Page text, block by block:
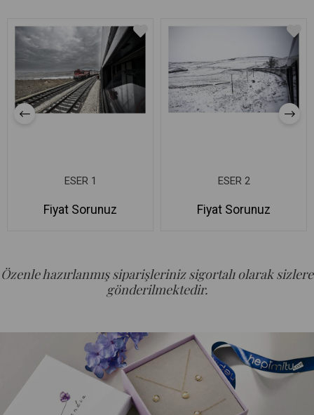
ESER 1
Fiyat Sorunuz
ESER 2
Fiyat Sorunuz
Özenle hazırlanmış siparişleriniz sigortalı olarak sizlere
gönderilmektedir.